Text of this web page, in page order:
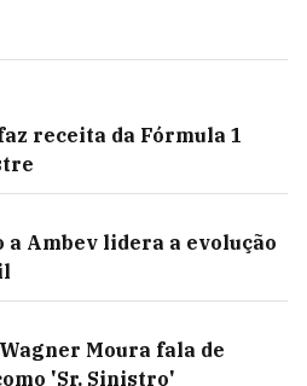
receita da Fórmula 1
a Ambev lidera a evolução
Moura fala de
'Sr. Sinistro'